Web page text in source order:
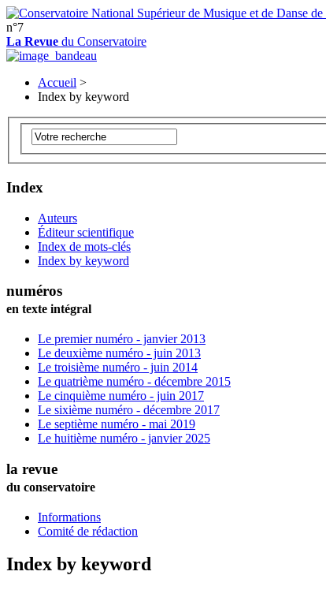
n°7
La Revue du Conservatoire
Accueil >
Index by keyword
Index
Auteurs
Éditeur scientifique
Index de mots-clés
Index by keyword
numéros
en texte intégral
Le premier numéro - janvier 2013
Le deuxième numéro - juin 2013
Le troisième numéro - juin 2014
Le quatrième numéro - décembre 2015
Le cinquième numéro - juin 2017
Le sixième numéro - décembre 2017
Le septième numéro - mai 2019
Le huitième numéro - janvier 2025
la revue
du conservatoire
Informations
Comité de rédaction
Index by keyword